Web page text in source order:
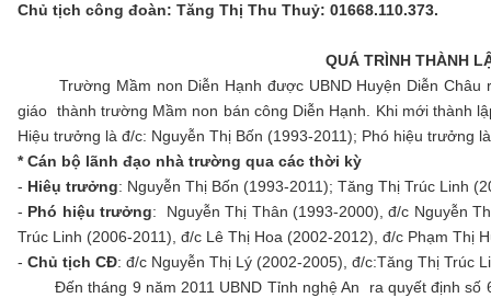
Chủ tịch công đoàn: Tăng Thị Thu Thuỷ: 01668.110.373.
QUÁ TRÌNH THÀNH
Trường Mầm non Diễn Hạnh được UBND Huyện Diễn Châu
giáo thành trường Mầm non bán công Diễn Hạnh. Khi mới thành
Hiệu trưởng là đ/c: Nguyễn Thị Bốn (1993-2011); Phó hiệu trưởng
* Cán bộ lãnh đạo nhà trường qua các thời kỳ
- Hiêụ trưởng: Nguyễn Thị Bốn (1993-2011); Tăng Thị Trúc Linh
- Phó hiệu trưởng: Nguyễn Thị Thân (1993-2000), đ/c Nguyễn
Trúc Linh (2006-2011), đ/c Lê Thị Hoa (2002-2012), đ/c Phạm Thị
- Chủ tịch CĐ: đ/c Nguyễn Thị Lý (2002-2005), đ/c:Tăng Thị Trúc
Đến tháng 9 năm 2011 UBND Tỉnh nghệ An ra quyết định số